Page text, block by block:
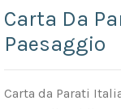
Carta Da
Paesaggio
Carta da Parati